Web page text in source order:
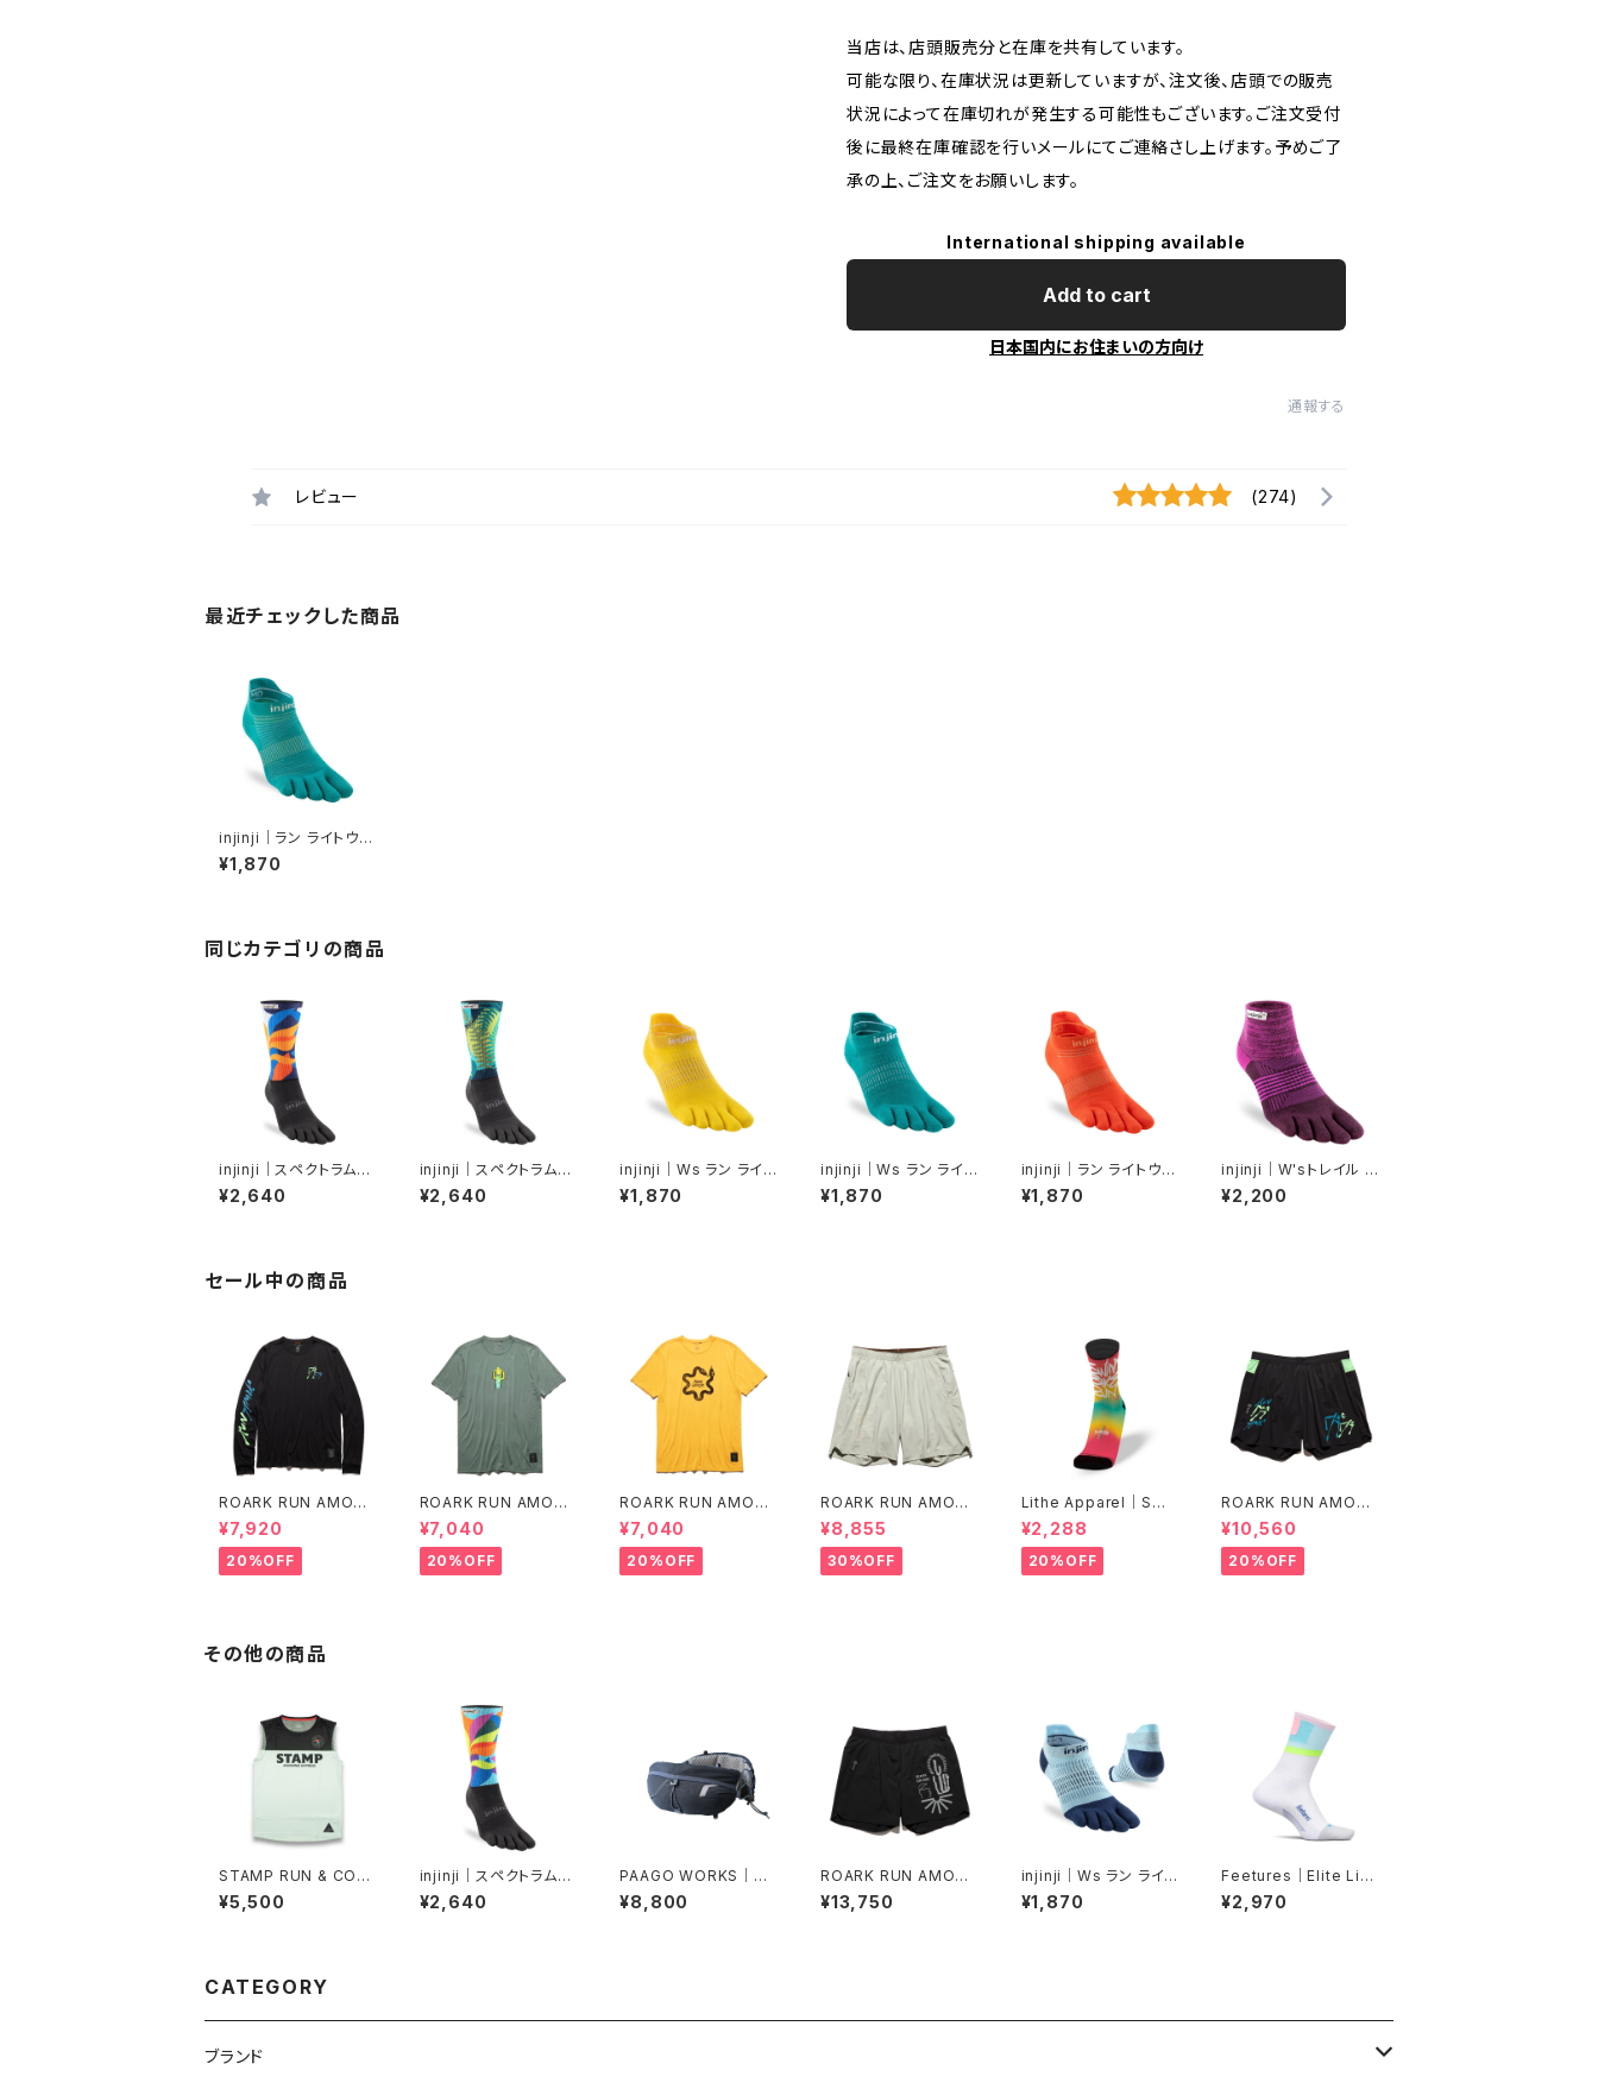
当店は、店頭販売分と在庫を共有しています。
可能な限り、在庫状況は更新していますが、注文後、店頭での販売
状況によって在庫切れが発生する可能性もございます。ご注文受付
後に最終在庫確認を行いメールにてご連絡さし上げます。予めご了
承の上、ご注文をお願いします。
International shipping available
Add to cart
日本国内にお住まいの方向け
通報する
レビュー (274)
最近チェックした商品
injinji｜ラン ライトウェ
イト ノーショー（アトラ
ンティス）
¥1,870
同じカテゴリの商品
injinji｜スペクトラムト
レイルミッドウェイトク
ルー（ボタニック）
¥2,640
injinji｜スペクトラムト
レイルミッドウェイトク
ルー（ジャングル）
¥2,640
injinji｜Ws ラン ライト
ウェイト ノーショー（レ
モン）
¥1,870
injinji｜Ws ラン ライト
ウェイト ノーショー（ア
トランティス）
¥1,870
injinji｜ラン ライトウェ
イト ノーショー（フレー
ム）
¥1,870
injinji｜W'sトレイル ミ
ッドウェイト ミニクルー
（ヴァイオレット）
¥2,200
セール中の商品
ROARK RUN AMOK
｜MATHIS LS col.B
LACK FJORD
¥7,920
20%OFF
ROARK RUN AMOK
｜MATHIS CORE SS
col.FOREST
¥7,040
20%OFF
ROARK RUN AMOK
｜MATHIS CORE SS
col.SUNBURST
¥7,040
20%OFF
ROARK RUN AMOK
｜BOMMER 2.0 7" C
ol.CHAPARRAL
¥8,855
30%OFF
Lithe Apparel｜SWI
M BIKE RUN [COLO
R]
¥2,288
20%OFF
ROARK RUN AMOK
｜ALTA 5" Col.BLAC
K FJORD
¥10,560
20%OFF
その他の商品
STAMP RUN & CO｜
STAMP GRAPHIC TA
NK (RUNNING EXPR
¥5,500
injinji｜スペクトラムト
レイルミッドウェイトク
ルー（バージャー）
¥2,640
PAAGO WORKS｜RU
SH HIP（フォギーブル
ー）
¥8,800
ROARK RUN AMOK
｜ALTA 5" Col.BLAC
K
¥13,750
injinji｜Ws ラン ライト
ウェイト ノーショー（ヘ
ロン）
¥1,870
Feetures｜Elite Lig
ht Cushion Mini Cre
w -Candy Court
¥2,970
CATEGORY
ブランド